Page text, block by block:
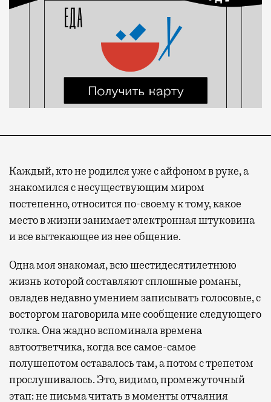
Каждый, кто не родился уже с айфоном в руке, а
знакомился с несуществующим миром
постепенно, относится по-своему к тому, какое
место в жизни занимает электронная штуковина
и все вытекающее из нее общение.
Одна моя знакомая, всю шестидесятилетнюю
жизнь которой составляют сплошные романы,
овладев недавно умением записывать голосовые, с
восторгом наговорила мне сообщение следующего
толка. Она жадно вспоминала времена
автоответчика, когда все самое-самое
полушепотом оставалось там, а потом с трепетом
прослушивалось. Это, видимо, промежуточный
этап: не письма читать в моменты отчаяния